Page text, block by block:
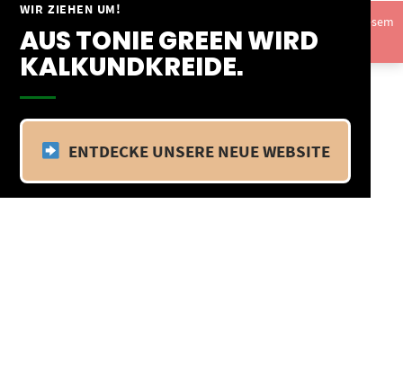
WIR ZIEHEN UM!
AUS TONIE GREEN WIRD
KALKUNDKREIDE.
ENTDECKE UNSERE NEUE WEBSITE
Springe
Inhalt
Vom 09.04.25 - 20.04.25 befinden wir uns im Betriebsurlaub. In diesem
Zeitraum findet kein Versand statt.Ausblenden